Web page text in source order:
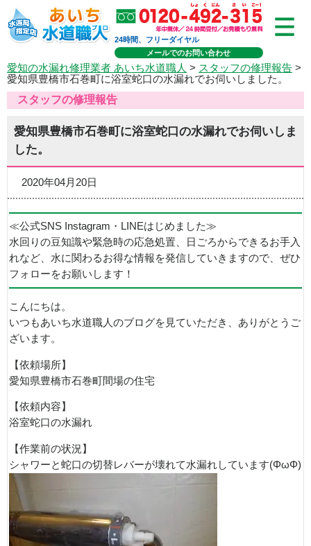
24時間、フリーダイヤル
メールでのお問い合わせ
愛知の水漏れ修理業者 あいち水道職人 > スタッフの修理報告 >
愛知県豊橋市石巻町に浴室蛇口の水漏れでお伺いしました。
スタッフの修理報告
愛知県豊橋市石巻町に浴室蛇口の水漏れでお伺いしま
した。
2020年04月20日
≪公式SNS Instagram・LINEはじめました≫
水回りの豆知識や緊急時の応急処置、日ごろからできるお手入
れなど、水に関わるお得な情報を発信していきますので、ぜひ
フォローをお願いします！
こんにちは。
いつもあいち水道職人のブログを見ていただき、ありがとうご
ざいます。
【依頼場所】
愛知県豊橋市石巻町間場の住宅
【依頼内容】
浴室蛇口の水漏れ
【作業前の状況】
シャワーと蛇口の切替レバーが壊れて水漏れしています(ΦωΦ)